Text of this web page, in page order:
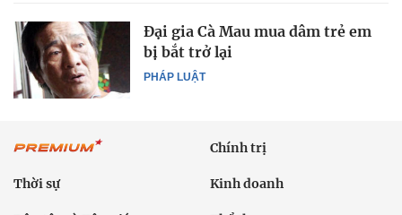
PHÁP LUẬT
Đại gia Cà Mau mua dâm trẻ em
bị bắt trở lại
Chính trị
Thời sự Kinh doanh